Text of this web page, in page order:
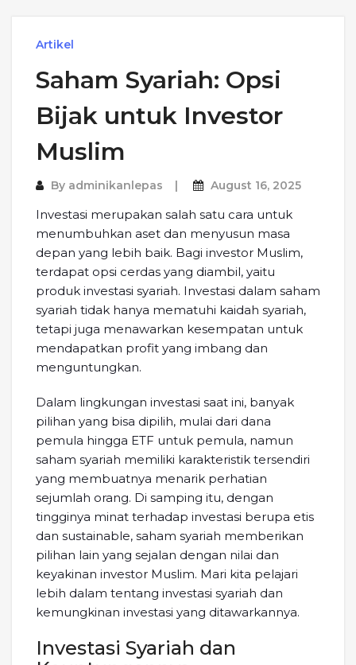
Artikel
Saham Syariah: Opsi
Bijak untuk Investor
Muslim
By adminikanlepas August 16, 2025
Investasi merupakan salah satu cara untuk
menumbuhkan aset dan menyusun masa
depan yang lebih baik. Bagi investor Muslim,
terdapat opsi cerdas yang diambil, yaitu
produk investasi syariah. Investasi dalam saham
syariah tidak hanya mematuhi kaidah syariah,
tetapi juga menawarkan kesempatan untuk
mendapatkan profit yang imbang dan
menguntungkan.
Dalam lingkungan investasi saat ini, banyak
pilihan yang bisa dipilih, mulai dari dana
pemula hingga ETF untuk pemula, namun
saham syariah memiliki karakteristik tersendiri
yang membuatnya menarik perhatian
sejumlah orang. Di samping itu, dengan
tingginya minat terhadap investasi berupa etis
dan sustainable, saham syariah memberikan
pilihan lain yang sejalan dengan nilai dan
keyakinan investor Muslim. Mari kita pelajari
lebih dalam tentang investasi syariah dan
kemungkinan investasi yang ditawarkannya.
Investasi Syariah dan